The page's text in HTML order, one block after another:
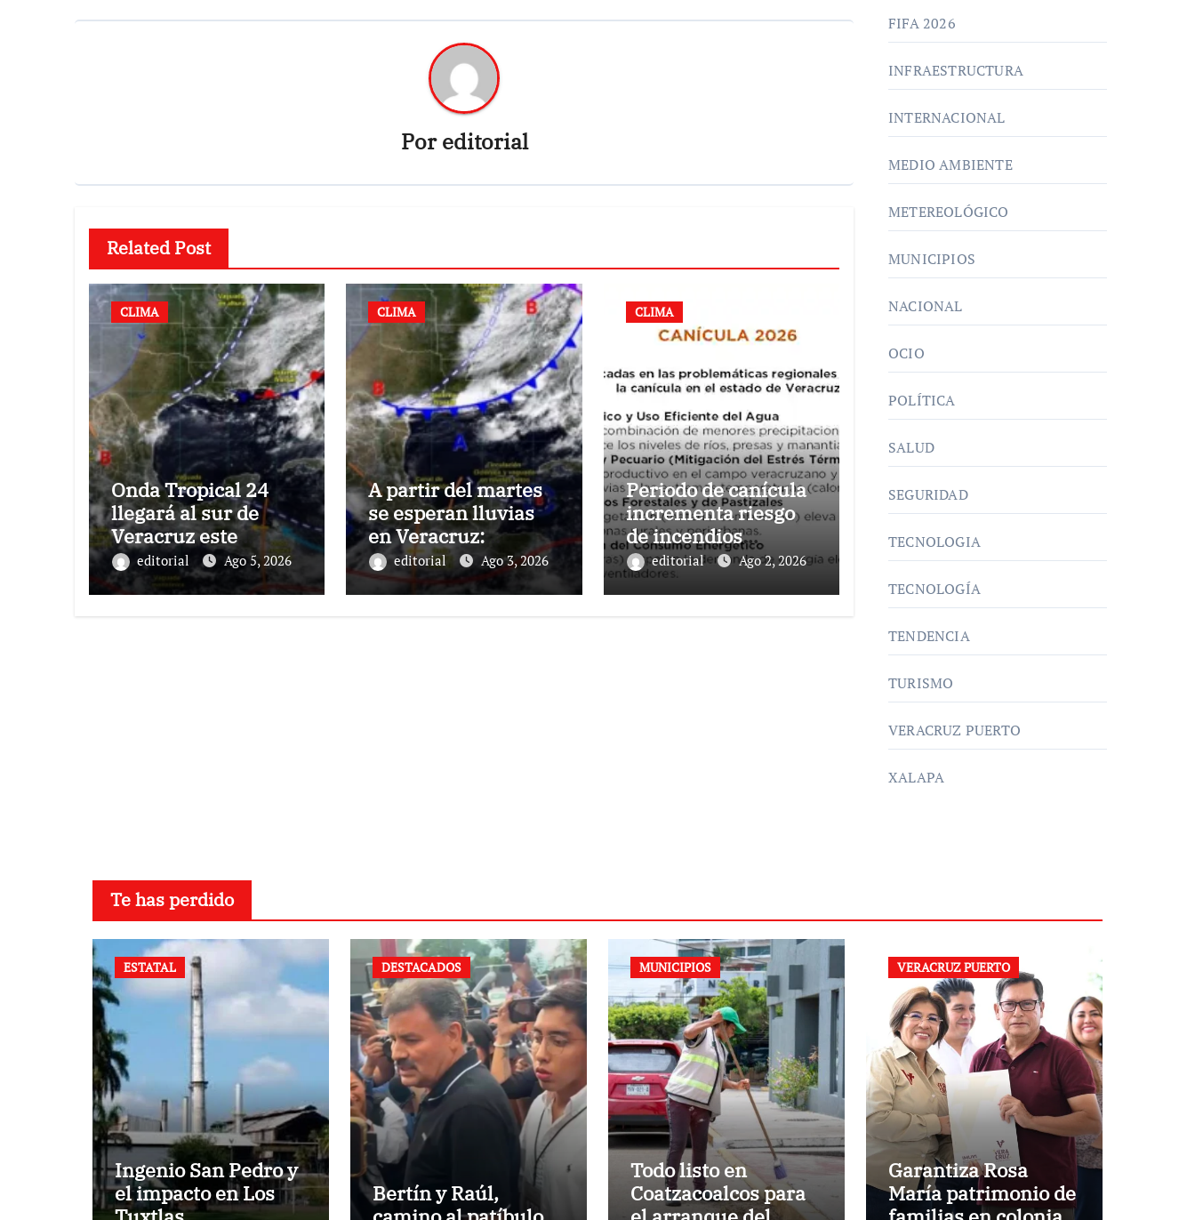
Poreditorial
Related Post
CLIMA
Onda Tropical 24
llegará al sur de
Veracruz este
miércoles: Conagua
editorial Ago 5, 2026
CLIMA
A partir del martes
se esperan lluvias
en Veracruz:
Conagua
editorial Ago 3, 2026
CLIMA
Periodo de canícula
incrementa riesgo
de incendios
forestales y de
pastizal en Veracruz
editorial Ago 2, 2026
FIFA 2026
INFRAESTRUCTURA
INTERNACIONAL
MEDIO AMBIENTE
METEREOLÓGICO
MUNICIPIOS
NACIONAL
OCIO
POLÍTICA
SALUD
SEGURIDAD
TECNOLOGIA
TECNOLOGÍA
TENDENCIA
TURISMO
VERACRUZ PUERTO
XALAPA
Te has perdido
ESTATAL
Ingenio San Pedro y
el impacto en Los
DESTACADOS
Bertín y Raúl,
MUNICIPIOS
Todo listo en
Coatzacoalcos para
VERACRUZ PUERTO
Garantiza Rosa
María patrimonio de